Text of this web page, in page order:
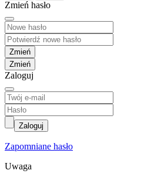
Zmień hasło
Zmień
Zaloguj
Zaloguj
Zapomniane hasło
Uwaga